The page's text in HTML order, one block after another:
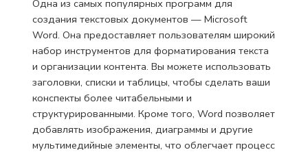
Одна из самых популярных программ для
создания текстовых документов — Microsoft
Word. Она предоставляет пользователям широкий
набор инструментов для форматирования текста
и организации контента. Вы можете использовать
заголовки, списки и таблицы, чтобы сделать ваши
конспекты более читабельными и
структурированными. Кроме того, Word позволяет
добавлять изображения, диаграммы и другие
мультимедийные элементы, что облегчает процесс